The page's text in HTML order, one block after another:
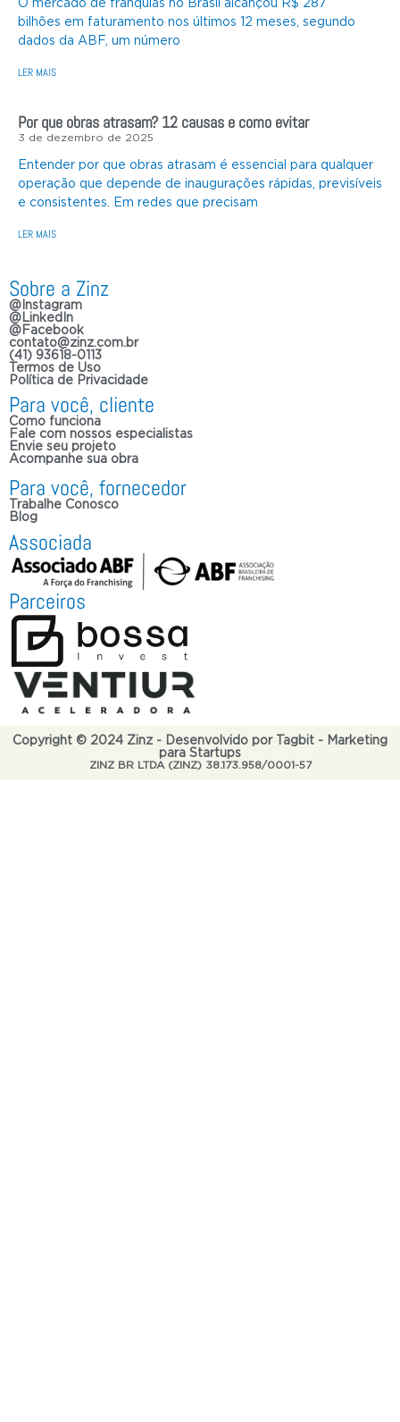
O mercado de franquias no Brasil alcançou R$ 287
bilhões em faturamento nos últimos 12 meses, segundo
dados da ABF, um número
LER MAIS
Por que obras atrasam? 12 causas e como evitar
3 de dezembro de 2025
Entender por que obras atrasam é essencial para qualquer
operação que depende de inaugurações rápidas, previsíveis
e consistentes. Em redes que precisam
LER MAIS
Sobre a Zinz
@Instagram
@LinkedIn
@Facebook
contato@zinz.com.br
(41) 93618-0113
Termos de Uso
Política de Privacidade
Para você, cliente
Como funciona
Fale com nossos especialistas
Envie seu projeto
Acompanhe sua obra
Para você, fornecedor
Trabalhe Conosco
Blog
Associada
Parceiros
Copyright © 2024 Zinz - Desenvolvido por Tagbit - Marketing
para Startups
ZINZ BR LTDA (ZINZ) 38.173.958/0001-57